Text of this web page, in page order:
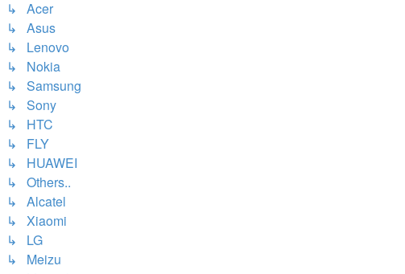
↳ Acer
↳ Asus
↳ Lenovo
↳ Nokia
↳ Samsung
↳ Sony
↳ HTC
↳ FLY
↳ HUAWEI
↳ Others..
↳ Alcatel
↳ Xiaomi
↳ LG
↳ Meizu